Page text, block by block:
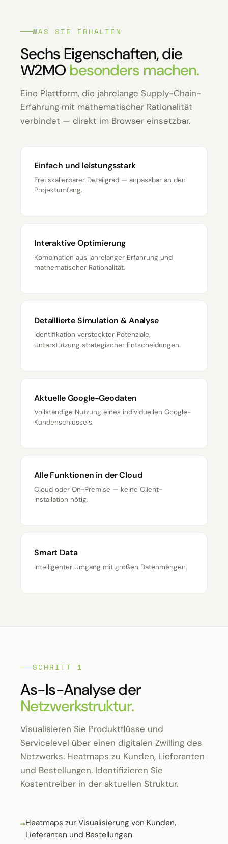
WAS SIE ERHALTEN
Sechs Eigenschaften, die
W2MO besonders machen.
Eine Plattform, die jahrelange Supply-Chain-
Erfahrung mit mathematischer Rationalität
verbindet — direkt im Browser einsetzbar.
Einfach und leistungsstark
Frei skalierbarer Detailgrad — anpassbar an den
Projektumfang.
Interaktive Optimierung
Kombination aus jahrelanger Erfahrung und
mathematischer Rationalität.
Detaillierte Simulation & Analyse
Identifikation versteckter Potenziale,
Unterstützung strategischer Entscheidungen.
Aktuelle Google-Geodaten
Vollständige Nutzung eines individuellen Google-
Kundenschlüssels.
Alle Funktionen in der Cloud
Cloud oder On-Premise — keine Client-
Installation nötig.
Smart Data
Intelligenter Umgang mit großen Datenmengen.
SCHRITT 1
As-Is-Analyse der
Netzwerkstruktur.
Visualisieren Sie Produktflüsse und
Servicelevel über einen digitalen Zwilling des
Netzwerks. Heatmaps zu Kunden, Lieferanten
und Bestellungen. Identifizieren Sie
Kostentreiber in der aktuellen Struktur.
Heatmaps zur Visualisierung von Kunden,
Lieferanten und Bestellungen